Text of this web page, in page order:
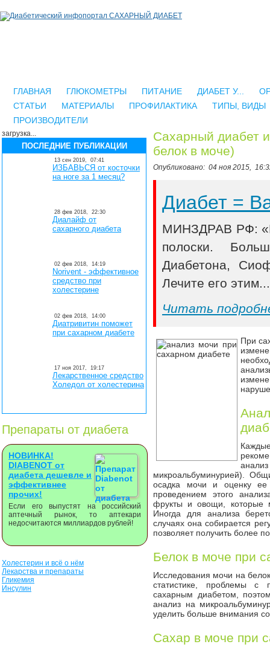
ГЛАВНАЯ ГЛЮКОМЕТРЫ ПИТАНИЕ ДИАБЕТ У...
СТАТЬИ
МАТЕРИАЛЫ ПРОФИЛАКТИКА
ТИПЫ, ВИДЫ
ПРОИЗВОДИТЕЛИ
загрузка...
ПОСЛЕДНИЕ ПУБЛИКАЦИИ
13 сен 2019, 07:41
ИЗБАВЬСЯ от косточки
на ноге за 1 месяц?
28 фев 2018, 22:30
Диалайф от
сахарного диабета
02 фев 2018, 14:19
Norivent - эффективное
средство при
холестерине
02 фев 2018, 14:00
Диатривитин поможет
при сахарном диабете
17 ноя 2017, 19:17
Лекарственное средство
Холедол от холестерина
Препараты от диабета
НОВИНКА!
DIABENOT от
диабета дешевле и
эффективнее
прочих!
Если его выпустят на российский
аптечный рынок, то аптекари
недосчитаются миллиардов рублей!
Холестерин и всё о нём
Лекарства и препараты
Гликемия
Инсулин
Сахарный диабет
белок в моче)
Опубликовано: 04 ноя 2015,
Диабет =
МИНЗДРАВ РФ:
полоски.
Диабетона,
Лечите его
Читать
При
микроальбуминурией).
осадка мочи и оценку ее
проведением этого
фрукты и овощи, которые
Иногда для анализа
случаях она собирается
позволяет получить более
Белок в моче при
Исследования мочи на
статистике, проблемы с
сахарным диабетом,
анализ на
уделить больше внимания
Сахар в моче при